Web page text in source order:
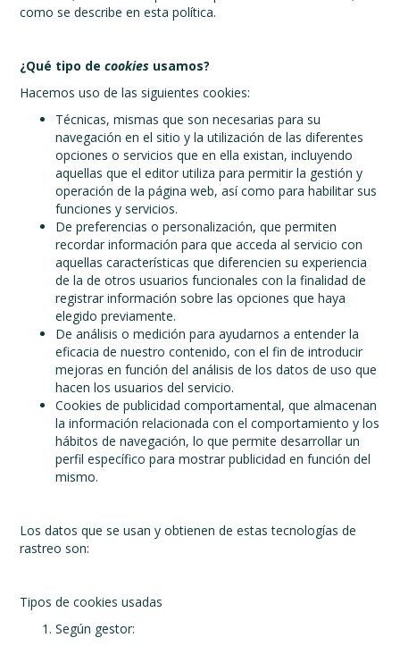
como se describe en esta política.
¿Qué tipo decookies usamos?
Hacemos uso de las siguientes cookies:
Técnicas, mismas que son necesarias para su
navegación en el sitio y la utilización de las diferentes
opciones o servicios que en ella existan, incluyendo
aquellas que el editor utiliza para permitir la gestión y
operación de la página web, así como para habilitar sus
funciones y servicios.
De preferencias o personalización, que permiten
recordar información para que acceda al servicio con
aquellas características que diferencien su experiencia
de la de otros usuarios funcionales con la finalidad de
registrar información sobre las opciones que haya
elegido previamente.
De análisis o medición para ayudarnos a entender la
eficacia de nuestro contenido, con el fin de introducir
mejoras en función del análisis de los datos de uso que
hacen los usuarios del servicio.
Cookies de publicidad comportamental, que almacenan
la información relacionada con el comportamiento y los
hábitos de navegación, lo que permite desarrollar un
perfil específico para mostrar publicidad en función del
mismo.
Los datos que se usan y obtienen de estas tecnologías de
rastreo son:
Tipos de cookies usadas
Según gestor: